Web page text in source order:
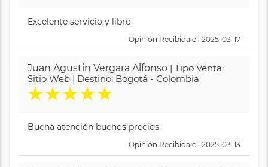
Excelente servicio y libro
Opinión Recibida el: 2025-03-17
Juan Agustin Vergara Alfonso | Tipo Venta:
Sitio Web | Destino: Bogotá - Colombia
★★★★★
Buena atención buenos precios.
Opinión Recibida el: 2025-03-13